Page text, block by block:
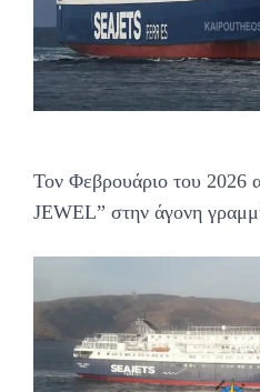
Τον Φεβρουάριο του 2026
JEWEL” στην άγονη